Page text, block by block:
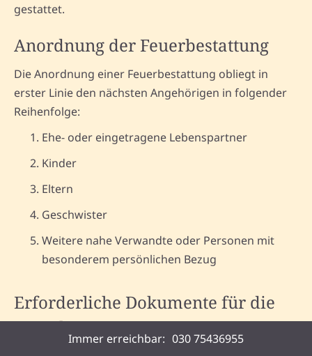
gestattet.
Anordnung der Feuerbestattung
Die Anordnung einer Feuerbestattung obliegt in
erster Linie den nächsten Angehörigen in folgender
Reihenfolge:
Ehe- oder eingetragene Lebenspartner
Kinder
Eltern
Geschwister
Weitere nahe Verwandte oder Personen mit
besonderem persönlichen Bezug
Erforderliche Dokumente für die
Feuerbestattung
Immer erreichbar: 030 75436955